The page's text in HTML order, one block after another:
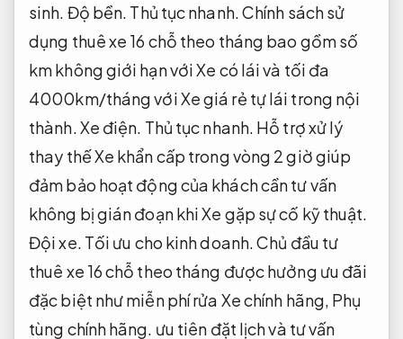
sinh. Độ bền. Thủ tục nhanh.Chính sách sử
dụng thuê xe 16 chỗ theo tháng bao gồm số
km không giới hạn với Xe có lái và tối đa
4000km/tháng với Xe giá rẻ tự lái trong nội
thành.Xe điện. Thủ tục nhanh. Hỗ trợ xử lý
thay thế Xe khẩn cấp trong vòng 2 giờ giúp
đảm bảo hoạt động của khách cần tư vấn
không bị gián đoạn khi Xe gặp sự cố kỹ thuật.
Đội xe. Tối ưu cho kinh doanh.Chủ đầu tư
thuê xe 16 chỗ theo tháng được hưởng ưu đãi
đặc biệt như miễn phí rửa Xe chính hãng, Phụ
tùng chính hãng. ưu tiên đặt lịch và tư vấn